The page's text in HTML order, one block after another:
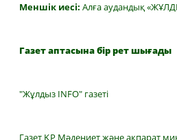
Меншік иесі: Алға аудандық
Газет аптасына бір рет шығады
"Жұлдыз INFO" газеті
Газет ҚР Мәдениет және ақпарат